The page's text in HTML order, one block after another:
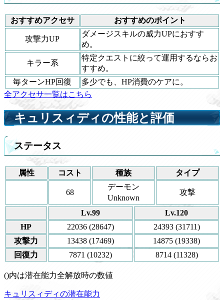
おすすめアクセサ おすすめのポイント
攻撃力UP
ダメージスキルの威力UPにおすす
め。
キラー系
特定クエストに絞って運用するならお
すすめ。
毎ターンHP回復
多少でも、HP消費のケアに。
全アクセサ一覧はこちら
キュリスィディの性能と評価
ステータス
属性 コスト 種族 タイプ
68
デーモン
Unknown
攻撃
Lv.99
Lv.120
HP
22036 (28647)
24393 (31711)
攻撃力
13438 (17469)
14875 (19338)
回復力
7871 (10232) 8714 (11328)
()内は潜在能力全解放時の数値
キュリスィディの潜在能力